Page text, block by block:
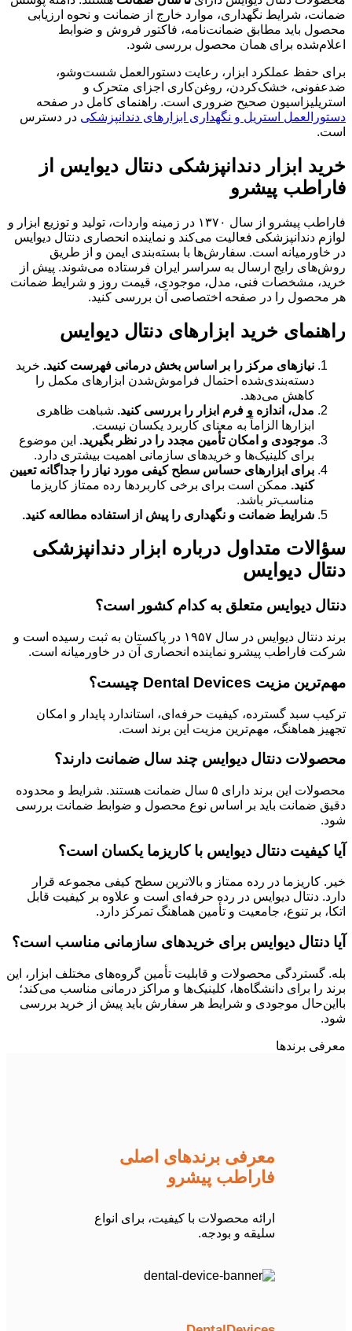
ضمانت، شرایط نگهداری، موارد خارج از ضمانت و نحوه ارزیابی
محصول باید مطابق ضمانت‌نامه، فاکتور فروش و ضوابط
اعلام‌شده برای همان محصول بررسی شود.
برای حفظ عملکرد ابزار، رعایت دستورالعمل شست‌وشو،
ضدعفونی، خشک‌کردن، روغن‌کاری اجزای متحرک و
استریلیزاسیون صحیح ضروری است. راهنمای کامل در صفحه
دستورالعمل استریل و نگهداری ابزارهای دندانپزشکی در دسترس
است.
خرید ابزار دندانپزشکی دنتال دیوایس از
فاراطب پیشرو
فاراطب پیشرو از سال ۱۳۷۰ در زمینه واردات، تولید و توزیع ابزار و
لوازم دندانپزشکی فعالیت می‌کند و نماینده انحصاری دنتال دیوایس
در خاورمیانه است. سفارش‌ها با بسته‌بندی ایمن و از طریق
روش‌های رایج ارسال به سراسر ایران فرستاده می‌شوند. پیش از
خرید، مشخصات فنی، مدل، موجودی، قیمت روز و شرایط ضمانت
هر محصول را در صفحه اختصاصی آن بررسی کنید.
راهنمای خرید ابزارهای دنتال دیوایس
نیازهای مرکز را بر اساس بخش درمانی فهرست کنید. خرید
دسته‌بندی‌شده احتمال فراموش‌شدن ابزارهای مکمل را
کاهش می‌دهد.
مدل، اندازه و فرم ابزار را بررسی کنید. شباهت ظاهری
ابزارها الزاماً به معنای کاربرد یکسان نیست.
موجودی و امکان تأمین مجدد را در نظر بگیرید. این موضوع
برای کلینیک‌ها و خریدهای سازمانی اهمیت بیشتری دارد.
برای ابزارهای حساس سطح کیفی مورد نیاز را جداگانه تعیین
کنید. ممکن است برای برخی کاربردها رده ممتاز کاریزما
مناسب‌تر باشد.
شرایط ضمانت و نگهداری را پیش از استفاده مطالعه کنید.
سؤالات متداول درباره ابزار دندانپزشکی
دنتال دیوایس
دنتال دیوایس متعلق به کدام کشور است؟
برند دنتال دیوایس در سال ۱۹۵۷ در پاکستان به ثبت رسیده است و
شرکت فاراطب پیشرو نماینده انحصاری آن در خاورمیانه است.
مهم‌ترین مزیت Dental Devices چیست؟
ترکیب سبد گسترده، کیفیت حرفه‌ای، استاندارد پایدار و امکان
تجهیز هماهنگ، مهم‌ترین مزیت این برند است.
محصولات دنتال دیوایس چند سال ضمانت دارند؟
محصولات این برند دارای ۵ سال ضمانت هستند. شرایط و محدوده
دقیق ضمانت باید بر اساس نوع محصول و ضوابط ضمانت بررسی
شود.
آیا کیفیت دنتال دیوایس با کاریزما یکسان است؟
خیر. کاریزما در رده ممتاز و بالاترین سطح کیفی مجموعه قرار
دارد. دنتال دیوایس در رده حرفه‌ای است و علاوه بر کیفیت قابل
اتکا، بر تنوع، جامعیت و تأمین هماهنگ تمرکز دارد.
آیا دنتال دیوایس برای خریدهای سازمانی مناسب است؟
بله. گستردگی محصولات و قابلیت تأمین گروه‌های مختلف ابزار، این
برند را برای دانشگاه‌ها، کلینیک‌ها و مراکز درمانی مناسب می‌کند؛
بااین‌حال موجودی و شرایط هر سفارش باید پیش از خرید بررسی
شود.
معرفی برند‌ها
معرفی برندهای اصلی
فاراطب پیشرو
ارائه محصولات با کیفیت، برای انواع
سلیقه و بودجه.